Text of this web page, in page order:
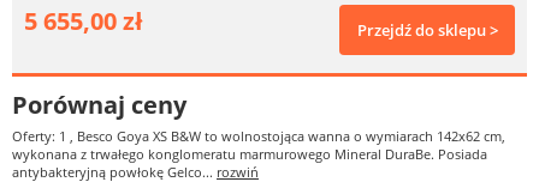
5 655,00 zł Przejdź do sklepu >
Porównaj ceny
Oferty: 1 , Besco Goya XS B&W to wolnostojąca wanna o wymiarach 142x62 cm,
wykonana z trwałego konglomeratu marmurowego Mineral DuraBe. Posiada
antybakteryjną powłokę Gelco... rozwiń